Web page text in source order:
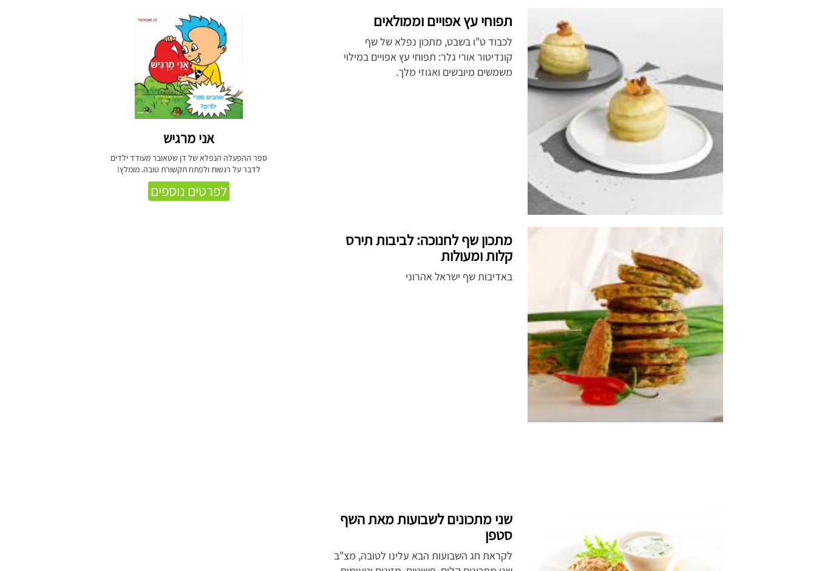
תפוחי עץ אפויים וממולאים
לכבוד ט"ו בשבט, מתכון נפלא של שף
קונדיטור אורי גלר: תפוחי עץ אפויים במילוי
משמשים מיובשים ואגוזי מלך.
מתכון שף לחנוכה: לביבות תירס
קלות ומעולות
באדיבות שף ישראל אהרוני
שני מתכונים לשבועות מאת השף
סטפן
לקראת חג השבועות הבא עלינו לטובה, מצ"ב
אני מרגיש
ספר ההפעלה הנפלא של דן שטאובר מעודד ילדים
לדבר על רגשות ולפתח תקשורת טובה. מומלץ!
לפרטים נוספים